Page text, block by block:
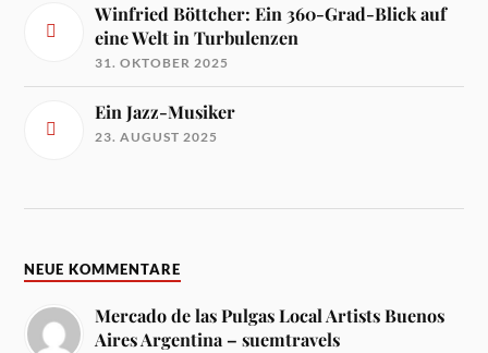
Winfried Böttcher: Ein 360-Grad-Blick auf
eine Welt in Turbulenzen
31. OKTOBER 2025
Ein Jazz-Musiker
23. AUGUST 2025
NEUE KOMMENTARE
Mercado de las Pulgas Local Artists Buenos
Aires Argentina – suemtravels